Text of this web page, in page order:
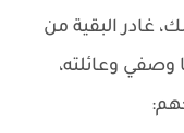
غادر البقية من
وعائلته،